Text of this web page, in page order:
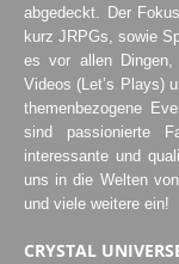
abgedeckt. Der
kurz JRPGs, sowie
es vor allen
Videos (Let’s Plays)
themenbezogene
sind passionierte
interessante und
uns in die Welten
und viele weitere ein!
CRYSTAL